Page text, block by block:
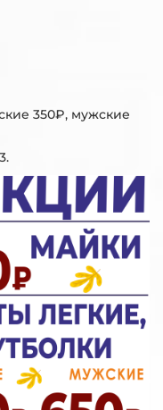
350₽, мужские